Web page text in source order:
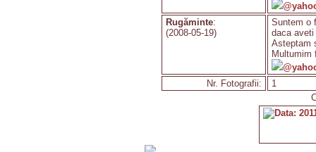
Rugăminte:
(2008-05-19)
Suntem o
daca aveti
Asteptam
Multumim
Nr. Fotografii:
1